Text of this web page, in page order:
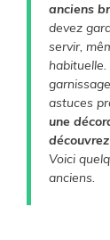
anciens
devez
servir,
habituelle.
astuces
une
Voici
anciens.